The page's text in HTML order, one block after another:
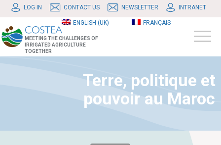
LOG IN CONTACT US NEWSLETTER INTRANET
ENGLISH (UK) FRANÇAIS
MEETING THE CHALLENGES OF
IRRIGATED AGRICULTURE
TOGETHER
Terre, politique et
pouvoir au Maroc